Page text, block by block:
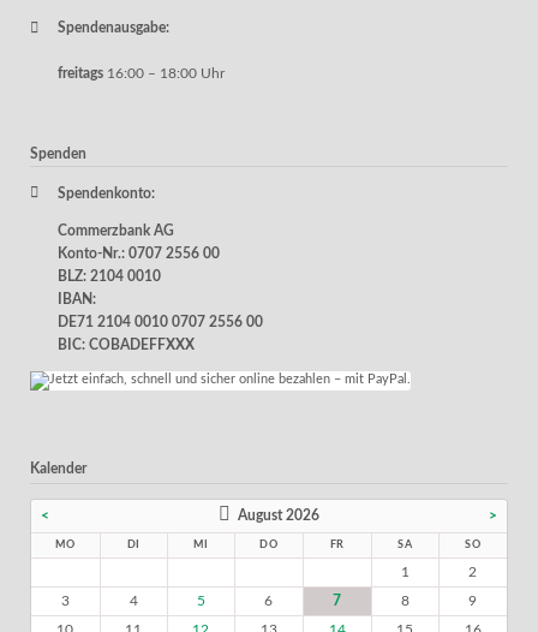
Spendenausgabe:
freitags 16:00 – 18:00 Uhr
Spenden
Spendenkonto:
Commerzbank AG
Konto-Nr.: 0707 2556 00
BLZ: 2104 0010
IBAN:
DE71 2104 0010 0707 2556 00
BIC: COBADEFFXXX
Kalender
< August 2026 >
MO DI MI DO FR SA SO
1
2
3
4 5 6 7 8
9